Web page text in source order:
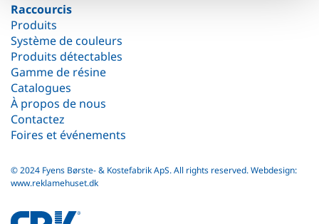
Raccourcis
Produits
Système de couleurs
Produits détectables
Gamme de résine
Catalogues
À propos de nous
Contactez
Foires et événements
© 2024 Fyens Børste- & Kostefabrik ApS. All rights reserved.Webdesign:
www.reklamehuset.dk
fbk